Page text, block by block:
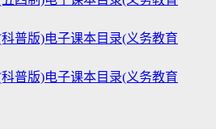
普版)电子课本目录(义务教育
普版)电子课本目录(义务教育